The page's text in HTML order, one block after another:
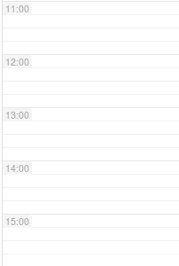
11:00
12:00
13:00
14:00
15:00